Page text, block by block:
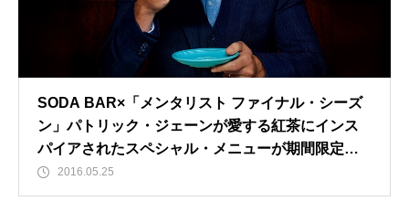
SODA BAR×「メンタリスト ファイナル・シーズ
ン」パトリック・ジェーンが愛する紅茶にインス
パイアされたスペシャル・メニューが期間限定で
発売！2016.05.25